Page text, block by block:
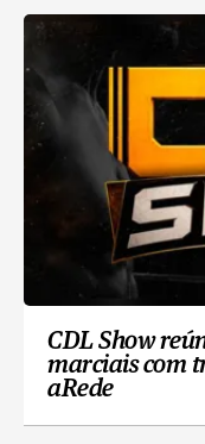
CDL Show
marciais com
aRede